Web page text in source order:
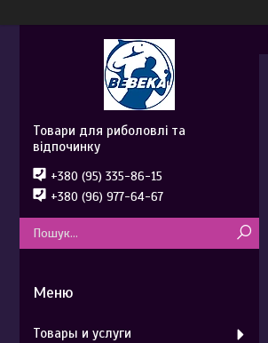
Товари для риболовлі та
відпочинку
+380 (95) 335-86-15
+380 (96) 977-64-67
Товары и услуги